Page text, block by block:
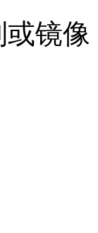
镜